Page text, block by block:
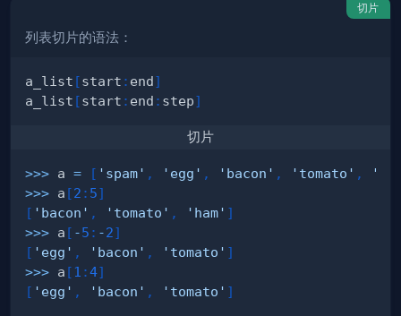
切片
列表切片的语法：
a_list [start : end]
a_list [start : end : step]
切片
>>> a = [ 'spam' , 'egg' , 'bacon' , 'tomato' ,
>>> a [2 : 5]
[ 'bacon' , 'tomato' , 'ham' ]
>>> a [ -5 : -2]
[ 'egg' , 'bacon' , 'tomato' ]
>>> a [1 :4]
[ 'egg' , 'bacon' , 'tomato' ]